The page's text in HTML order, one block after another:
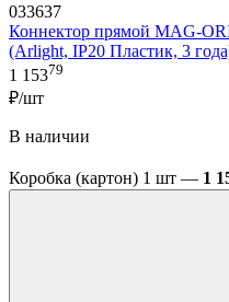
033637
Коннектор прямой MAG-
(Arlight, IP20 Пластик, 3
1 15379
₽/шт
В наличии
Коробка (картон) 1 шт — 1